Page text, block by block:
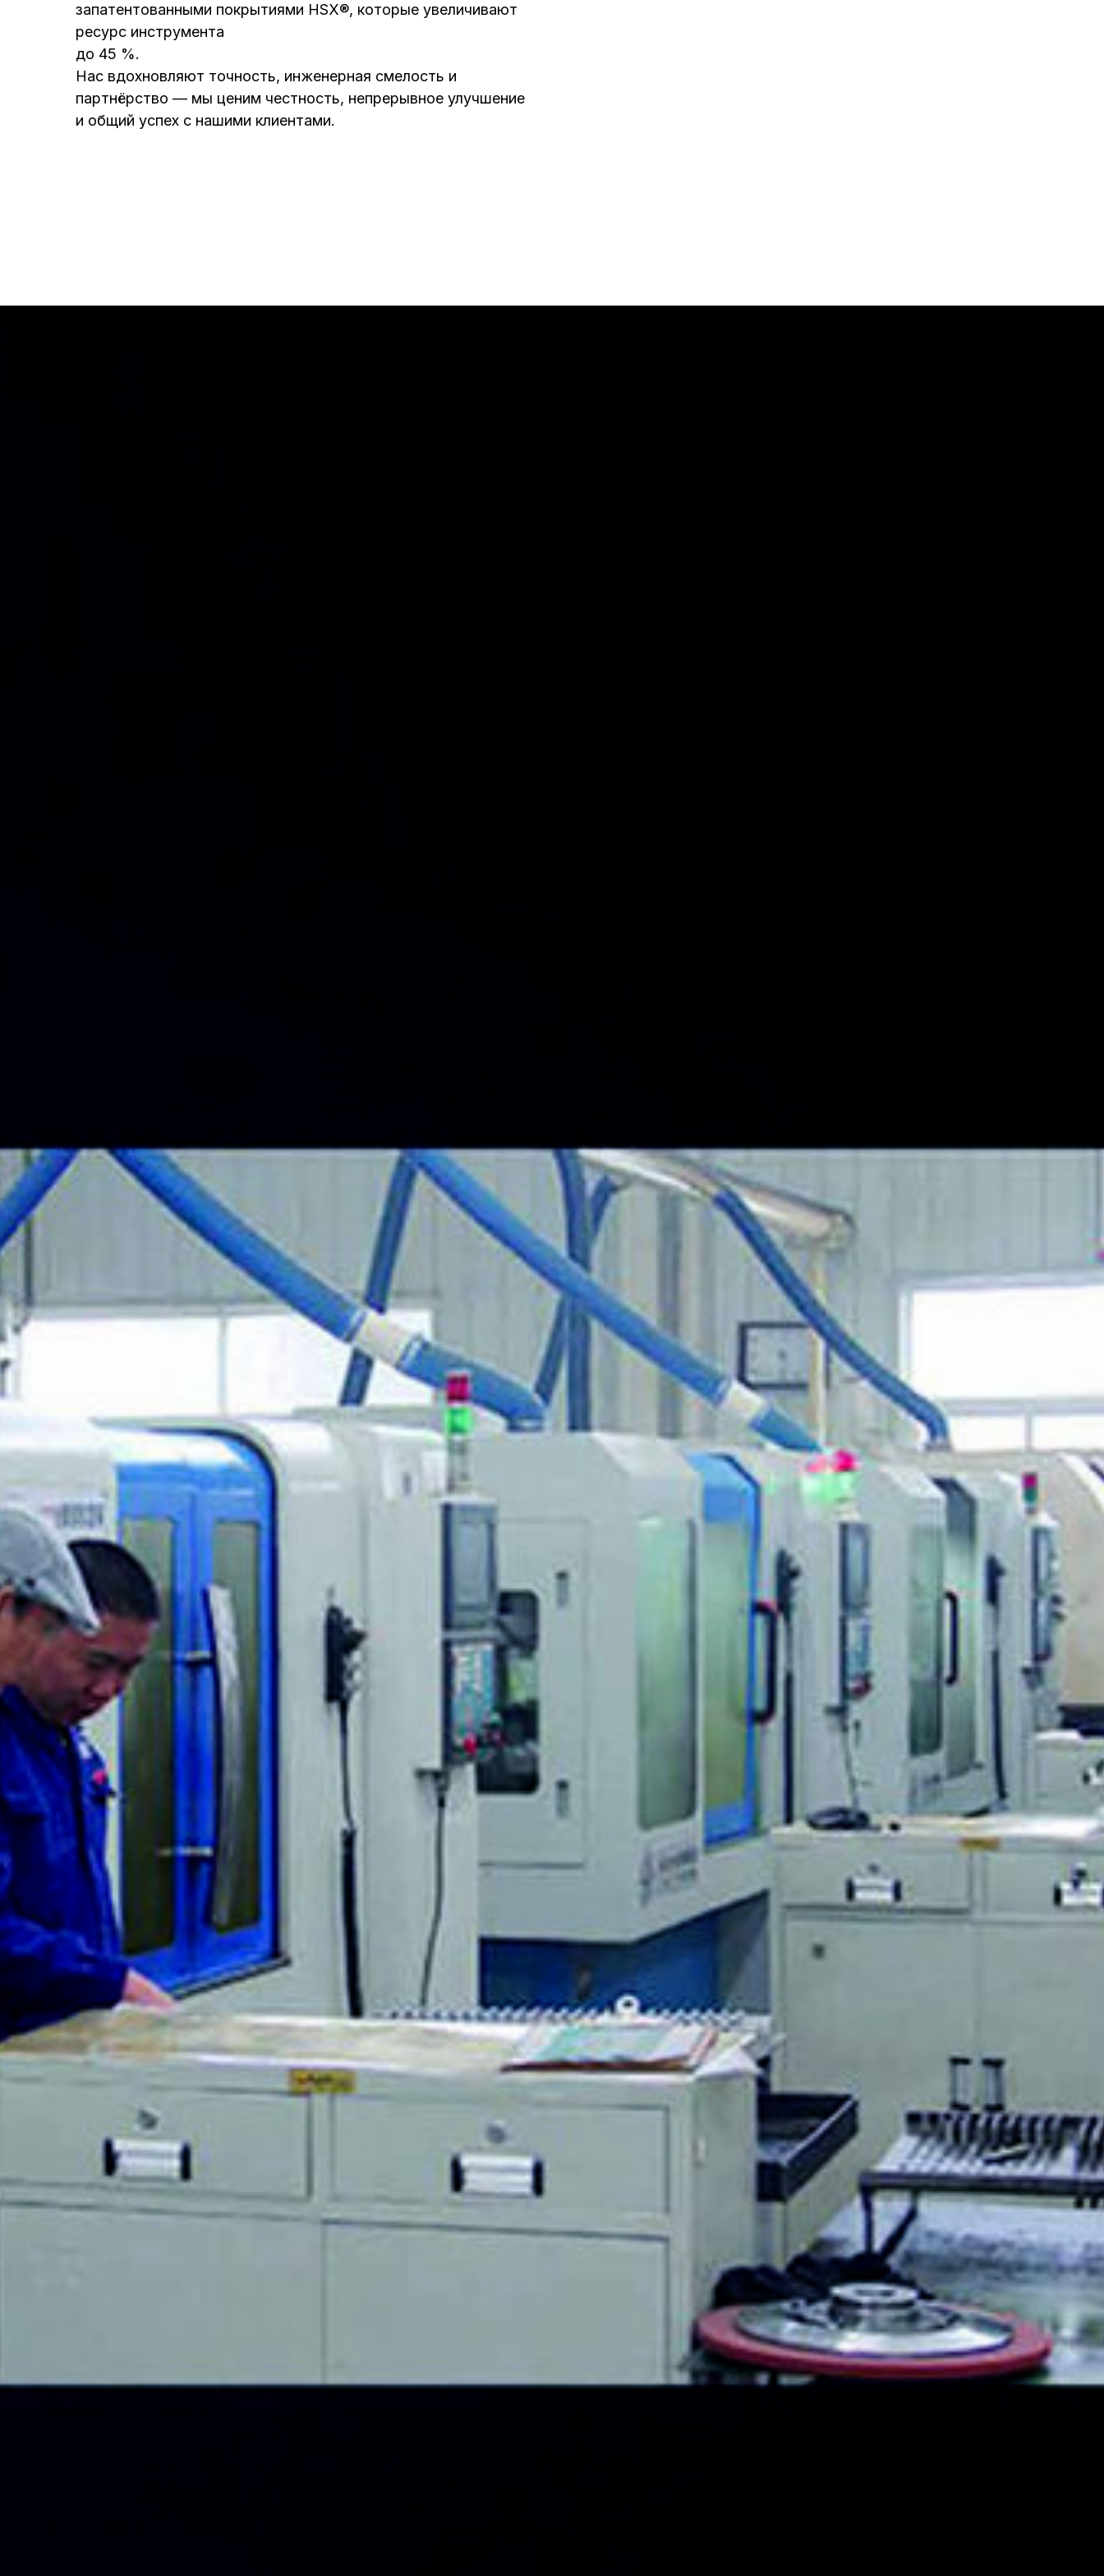
запатентованными покрытиями HSX®, которые увеличивают
ресурс инструмента
до 45 %.
Нас вдохновляют точность, инженерная смелость и
партнёрство — мы ценим честность, непрерывное улучшение
и общий успех с нашими клиентами.